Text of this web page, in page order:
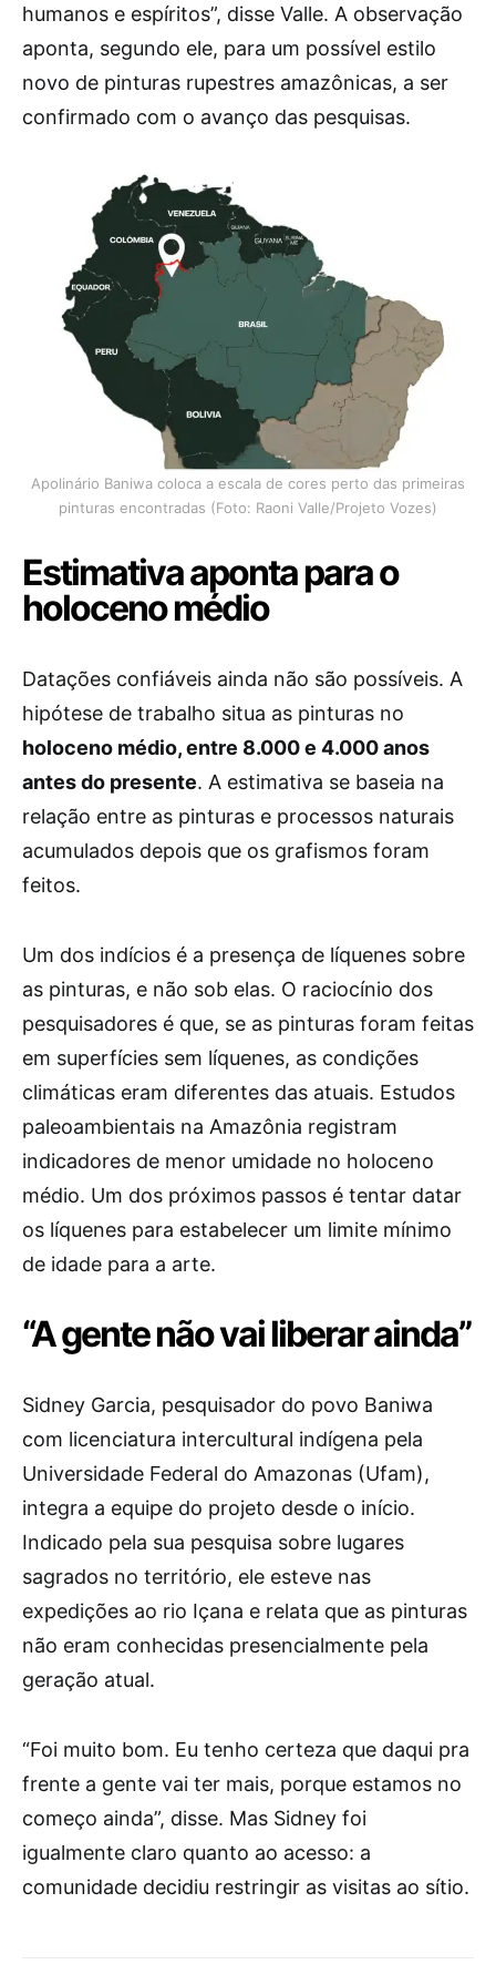
humanos e espíritos”, disse Valle. A observação
aponta, segundo ele, para um possível estilo
novo de pinturas rupestres amazônicas, a ser
confirmado com o avanço das pesquisas.
Apolinário Baniwa coloca a escala de cores perto das primeiras
pinturas encontradas (Foto: Raoni Valle/Projeto Vozes)
Estimativa aponta para o
holoceno médio
Datações confiáveis ainda não são possíveis. A
hipótese de trabalho situa as pinturas no
holoceno médio, entre 8.000 e 4.000 anos
antes do presente. A estimativa se baseia na
relação entre as pinturas e processos naturais
acumulados depois que os grafismos foram
feitos.
Um dos indícios é a presença de líquenes sobre
as pinturas, e não sob elas. O raciocínio dos
pesquisadores é que, se as pinturas foram feitas
em superfícies sem líquenes, as condições
climáticas eram diferentes das atuais. Estudos
paleoambientais na Amazônia registram
indicadores de menor umidade no holoceno
médio. Um dos próximos passos é tentar datar
os líquenes para estabelecer um limite mínimo
de idade para a arte.
“A gente não vai liberar ainda”
Sidney Garcia, pesquisador do povo Baniwa
com licenciatura intercultural indígena pela
Universidade Federal do Amazonas (Ufam),
integra a equipe do projeto desde o início.
Indicado pela sua pesquisa sobre lugares
sagrados no território, ele esteve nas
expedições ao rio Içana e relata que as pinturas
não eram conhecidas presencialmente pela
geração atual.
“Foi muito bom. Eu tenho certeza que daqui pra
frente a gente vai ter mais, porque estamos no
começo ainda”, disse. Mas Sidney foi
igualmente claro quanto ao acesso: a
comunidade decidiu restringir as visitas ao sítio.